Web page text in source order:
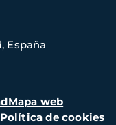
España
Mapa web
Política de cookies